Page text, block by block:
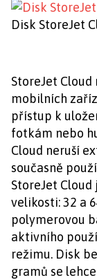
Disk StoreJet
StoreJet
mobilních
přístup k
fotkám nebo
Cloud neruší
současně
StoreJet
velikosti: 32 a
polymerovou
aktivního
režimu. Disk
gramů se